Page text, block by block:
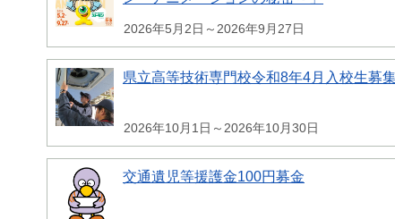
2026年5月2日～2026年9月27日
県立高等技術専門校令和8年4月入校生募
2026年10月1日～2026年10月30日
交通遺児等援護金100円募金